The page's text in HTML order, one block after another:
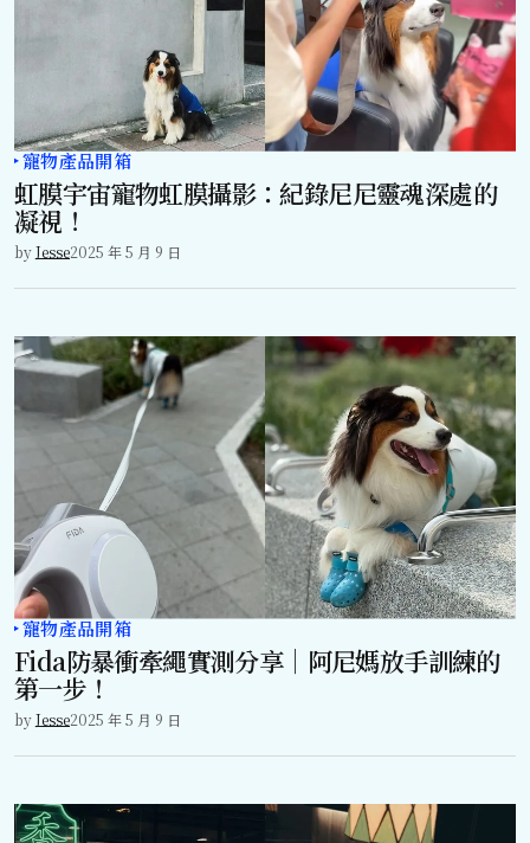
寵物產品開箱
虹膜宇宙寵物虹膜攝影：紀錄尼尼靈魂深處的
凝視！
byJesse2025 年 5 月 9 日
寵物產品開箱
Fida防暴衝牽繩實測分享｜阿尼媽放手訓練的
第一步！
byJesse2025 年 5 月 9 日